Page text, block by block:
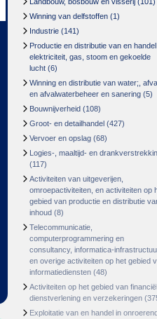
Winning van delfstoffen (1)
Industrie (141)
Productie en distributie van en
elektriciteit, gas, stoom en gekoelde
lucht (6)
Winning en distributie van water;,
en afvalwaterbeheer en sanering (5)
Bouwnijverheid (108)
Groot- en detailhandel (427)
Vervoer en opslag (68)
Logies-, maaltijd- en
(117)
Activiteiten van uitgeverijen,
omroepactiviteiten, en activiteiten op
gebied van productie en distributie
inhoud (8)
Telecommunicatie,
computerprogrammering en
consultancy, informatica-
en overige activiteiten op het gebied
informatiediensten (48)
Activiteiten op het gebied van
dienstverlening en verzekeringen
Exploitatie van en handel in